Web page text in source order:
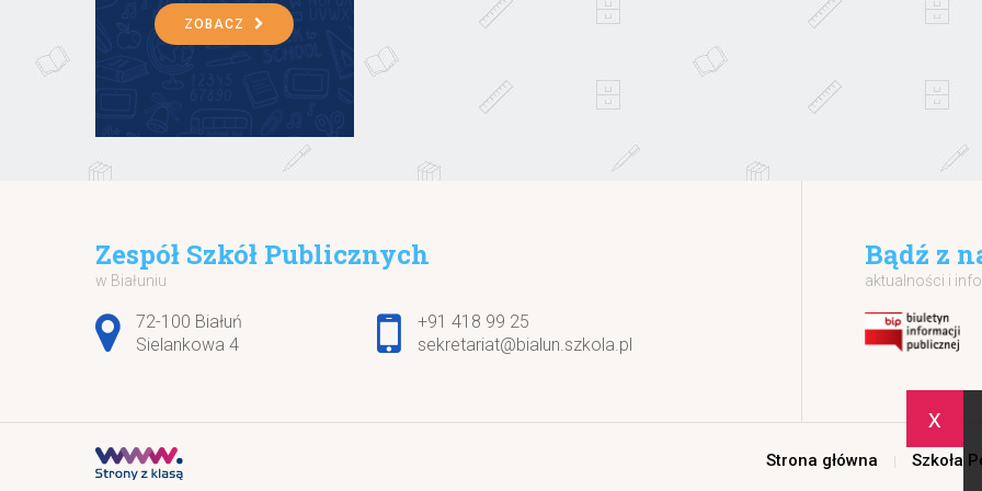
x
ZOBACZ
Zespół Szkół Publicznych
w Białuniu
Adres pocztowy:
72-100 Białuń
Sielankowa 4
+91 418 99 25
sekretariat@bialun.szkola.pl
Bądź z
aktualności i
Strona główna Szkoła